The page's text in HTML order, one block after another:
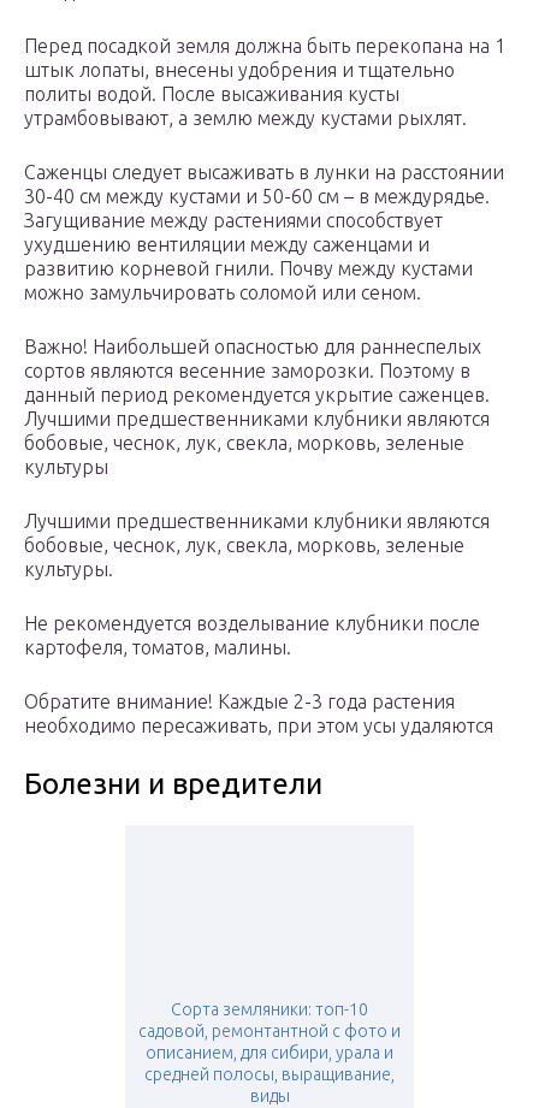
Перед посадкой земля должна быть перекопана на 1
штык лопаты, внесены удобрения и тщательно
политы водой. После высаживания кусты
утрамбовывают, а землю между кустами рыхлят.
Саженцы следует высаживать в лунки на расстоянии
30-40 см между кустами и 50-60 см – в междурядье.
Загущивание между растениями способствует
ухудшению вентиляции между саженцами и
развитию корневой гнили. Почву между кустами
можно замульчировать соломой или сеном.
Важно! Наибольшей опасностью для раннеспелых
сортов являются весенние заморозки. Поэтому в
данный период рекомендуется укрытие саженцев.
Лучшими предшественниками клубники являются
бобовые, чеснок, лук, свекла, морковь, зеленые
культуры
Лучшими предшественниками клубники являются
бобовые, чеснок, лук, свекла, морковь, зеленые
культуры.
Не рекомендуется возделывание клубники после
картофеля, томатов, малины.
Обратите внимание! Каждые 2-3 года растения
необходимо пересаживать, при этом усы удаляются
Болезни и вредители
Сорта земляники: топ-10
садовой, ремонтантной с фото и
описанием, для сибири, урала и
средней полосы, выращивание,
виды